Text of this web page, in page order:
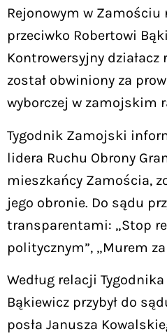
Rejonowym w Zamościu
przeciwko Robertowi
Kontrowersyjny
został obwiniony za
wyborczej w zamojskim
Tygodnik Zamojski
lidera Ruchu Obrony
mieszkańcy Zamościa,
jego obronie. Do sądu
transparentami: „Stop
politycznym”, „Murem
Według relacji
Bąkiewicz przybył do
posła Janusza